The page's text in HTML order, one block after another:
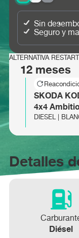
Sin
Seguro y
ALTERNATIVA RESTART
12 meses
SKODA
4x4
DIESEL |
Detalles
Diésel